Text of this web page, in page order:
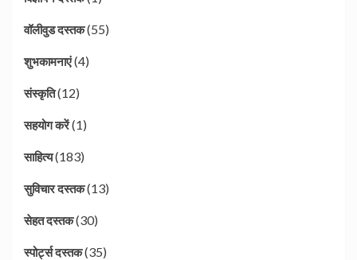
वॉलीवुड दस्तक(55)
शुभकामनाएं(4)
संस्कृति(12)
सहयोग करें(1)
साहित्य(183)
सुविचार दस्तक(13)
सेहत दस्तक(30)
स्पोर्ट्स दस्तक(35)